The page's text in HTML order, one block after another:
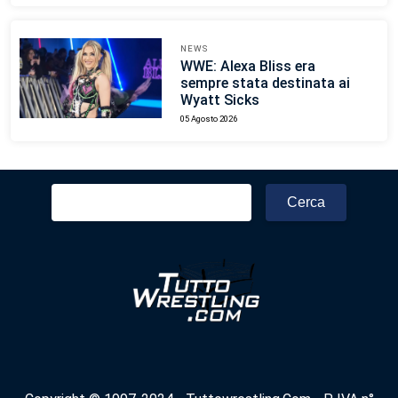
NEWS
WWE: Alexa Bliss era
sempre stata destinata ai
Wyatt Sicks
05 Agosto 2026
Ricerca